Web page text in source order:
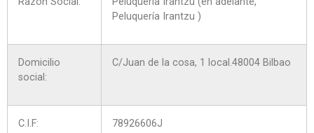
Peluquería Irantzu )
Domicilio
social:
C/Juan de la cosa, 1 local.48004 Bilbao
C.I.F: 78926606J